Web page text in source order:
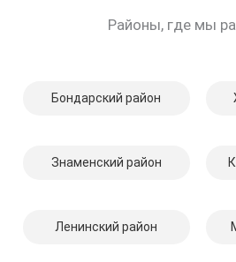
Районы, где мы
Бондарский район
Знаменский район
Ленинский район